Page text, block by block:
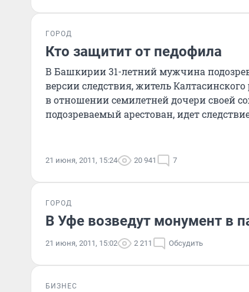
ГОРОД
Кто защитит от педофила
В Башкирии 31-летний мужчина
версии следствия, житель
в отношении семилетней дочери своей
подозреваемый арестован, идет
21 июня, 2011, 15:24 20 941 7
ГОРОД
В Уфе возведут монумент в
21 июня, 2011, 15:02 2 211 Обсудить
БИЗНЕС